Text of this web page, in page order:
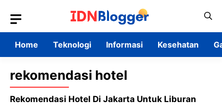
content
Home
Teknologi Informasi Kesehatan
rekomendasi hotel
Rekomendasi Hotel Di Jakarta Untuk Liburan